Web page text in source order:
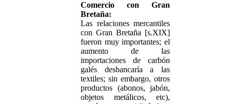
Comercio con Gran
Bretaña:
Las relaciones mercantiles
con Gran Bretaña [s.XIX]
fueron muy importantes; el
aumento de las
importaciones de carbón
galés desbancaría a las
textiles; sin embargo, otros
productos (abonos, jabón,
objetos metálicos, etc),